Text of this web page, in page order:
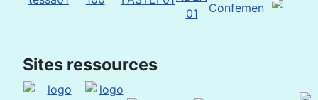
Sites ressources